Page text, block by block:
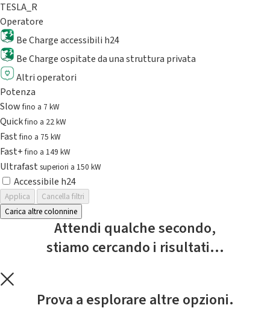
TESLA_R
Operatore
Be Charge accessibili h24
Be Charge ospitate da una struttura privata
Altri operatori
Potenza
Slowfino a 7 kW
Quickfino a 22 kW
Fastfino a 75 kW
Fast+fino a 149 kW
Ultrafast superiori a 150 kW
Accessibile h24
Applica
Cancella filtri
Carica altre colonnine
Attendi qualche secondo,
stiamo cercando i risultati...
Prova a esplorare altre opzioni.